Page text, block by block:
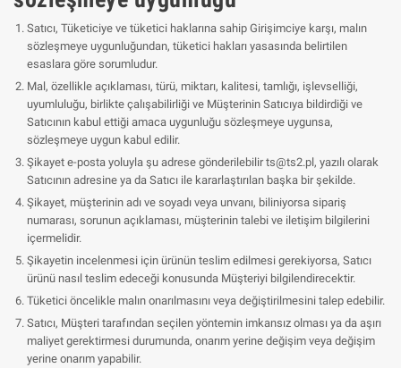
Satıcı, Tüketiciye ve tüketici haklarına sahip Girişimciye karşı, malın
sözleşmeye uygunluğundan, tüketici hakları yasasında belirtilen
esaslara göre sorumludur.
Mal, özellikle açıklaması, türü, miktarı, kalitesi, tamlığı, işlevselliği,
uyumluluğu, birlikte çalışabilirliği ve Müşterinin Satıcıya bildirdiği ve
Satıcının kabul ettiği amaca uygunluğu sözleşmeye uygunsa,
sözleşmeye uygun kabul edilir.
Şikayet e-posta yoluyla şu adrese gönderilebilirts@ts2.pl, yazılı olarak
Satıcının adresine ya da Satıcı ile kararlaştırılan başka bir şekilde.
Şikayet, müşterinin adı ve soyadı veya unvanı, biliniyorsa sipariş
numarası, sorunun açıklaması, müşterinin talebi ve iletişim bilgilerini
içermelidir.
Şikayetin incelenmesi için ürünün teslim edilmesi gerekiyorsa, Satıcı
ürünü nasıl teslim edeceği konusunda Müşteriyi bilgilendirecektir.
Tüketici öncelikle malın onarılmasını veya değiştirilmesini talep edebilir.
Satıcı, Müşteri tarafından seçilen yöntemin imkansız olması ya da aşırı
maliyet gerektirmesi durumunda, onarım yerine değişim veya değişim
yerine onarım yapabilir.